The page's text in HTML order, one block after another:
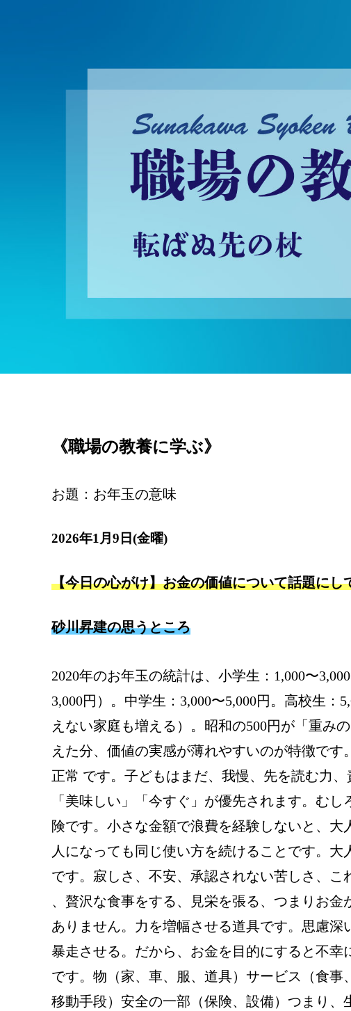
《職場の教養に学ぶ》
お題：お年玉の意味
2026年1月9日(金曜)
【今日の心がけ】お金の価値について話題にし
砂川昇建の思うところ
2020年のお年玉の統計は、小学生：1,000〜
3,000円）。中学生：3,000〜5,000円。高校生：
えない家庭も増える）。昭和の500円が「重み
えた分、価値の実感が薄れやすいのが特徴で
正常 です。子どもはまだ、我慢、先を読む力
「美味しい」「今すぐ」が優先されます。む
険です。小さな金額で浪費を経験しないと、
人になっても同じ使い方を続けることです。
です。寂しさ、不安、承認されない苦しさ、こ
、贅沢な食事をする、見栄を張る、つまりお
ありません。力を増幅させる道具です。思慮
暴走させる。だから、お金を目的にすると不
です。物（家、車、服、道具）サービス（食事
移動手段）安全の一部（保険、設備）つまり